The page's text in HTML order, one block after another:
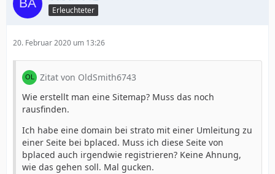
Erleuchteter
20. Februar 2020 um 13:26
Zitat von OldSmith6743
Wie erstellt man eine Sitemap? Muss das noch
rausfinden.
Ich habe eine domain bei strato mit einer Umleitung zu
einer Seite bei bplaced. Muss ich diese Seite von
bplaced auch irgendwie registrieren? Keine Ahnung,
wie das gehen soll. Mal gucken.